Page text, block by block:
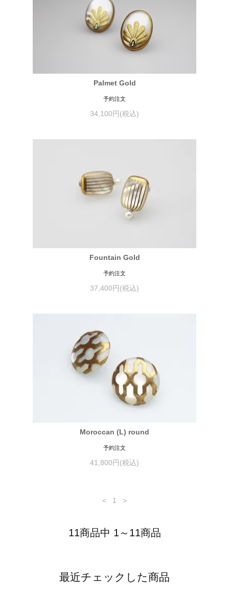
Palmet Gold
予約注文
34,100円(税込)
Fountain Gold
予約注文
37,400円(税込)
Moroccan (L) round
予約注文
41,800円(税込)
< 1 >
11商品中 1～11商品
最近チェックした商品